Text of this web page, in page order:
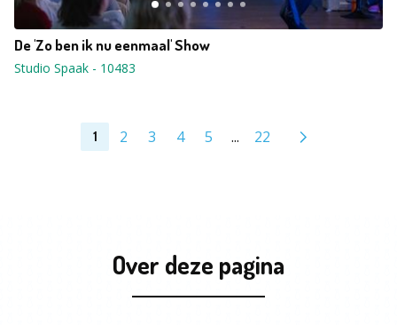
De 'Zo ben ik nu eenmaal' Show
Studio Spaak - 10483
1 2 3 4 5 ... 22
Over deze pagina